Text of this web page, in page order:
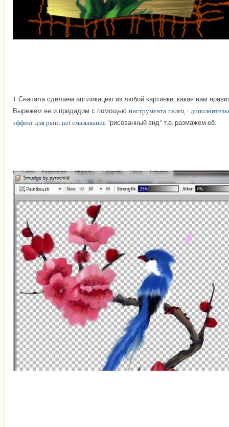
1 Сначала сделаем аппликацию из любой картинки, какая вам
Вырежем ее и придадим с помощью инструмента палец -
эффект для paint.net смазывание"рисованный вид" т.е. размажем её.